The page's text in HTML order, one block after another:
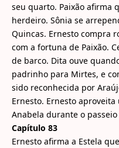
seu quarto. Paixão afirma
herdeiro. Sônia se
Quincas. Ernesto compra
com a fortuna de Paixão.
de barco. Dita ouve
padrinho para Mirtes, e
sido reconhecida por
Ernesto. Ernesto
Anabela durante o
Capítulo 83
Ernesto afirma a Estela